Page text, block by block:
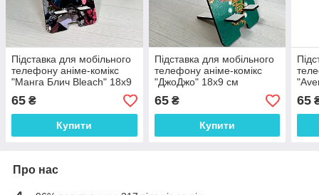
Підставка для мобільного
телефону аніме-комікс
"Манга Блич Bleach" 18х9
см
65 ₴
Купити
Підставка для мобільного
телефону аніме-комікс
"ДжоДжо" 18х9 см
65₴
Купити
65
Про нас